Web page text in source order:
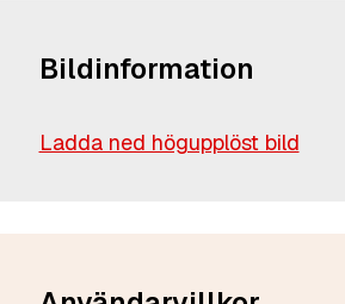
Bildinformation
Ladda ned högupplöst bild